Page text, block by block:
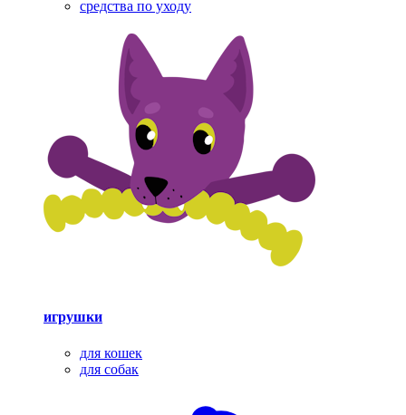
средства по уходу
игрушки
для кошек
для собак